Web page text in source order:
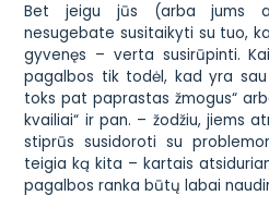
Bet jeigu jūs (arba jums
nesugebate susitaikyti su tuo,
gyvenęs – verta susirūpinti.
pagalbos tik todėl, kad yra sau
toks pat paprastas žmogus“
kvailiai“ ir pan. – žodžiu, jiems
stiprūs susidoroti su
teigia ką kita – kartais
pagalbos ranka būtų labai